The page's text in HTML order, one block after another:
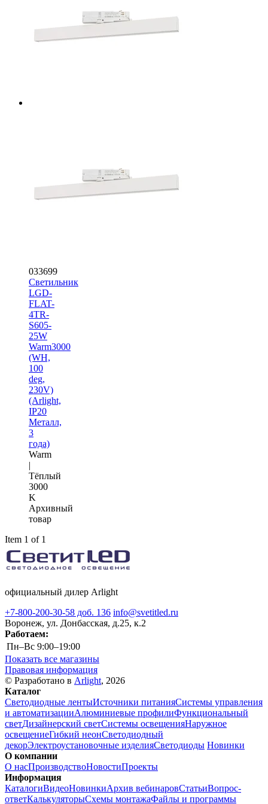
033699
Светильник
LGD-
FLAT-
4TR-
S605-
25W
Warm3000
(WH,
100
deg,
230V)
(Arlight,
IP20
Металл,
3
года)
Warm
|
Тёплый
3000
K
Архивный
товар
Item 1 of 1
официальный дилер Arlight
+7-800-200-30-58 доб. 136 info@svetitled.ru
Воронеж, ул. Донбасская, д.25, к.2
Работаем:
Пн–Вс 9:00–19:00
Показать все магазины
Правовая информация
© Разработано в Arlight, 2026
Каталог
Светодиодные лентыИсточники питанияСистемы управления
и автоматизацииАлюминиевые профилиФункциональный
светДизайнерский светСистемы освещенияНаружное
освещениеГибкий неонСветодиодный
декорЭлектроустановочные изделияСветодиоды Новинки
О компании
О насПроизводствоНовостиПроекты
Информация
КаталогиВидеоНовинкиАрхив вебинаровСтатьиВопрос-
ответКалькуляторыСхемы монтажаФайлы и программы